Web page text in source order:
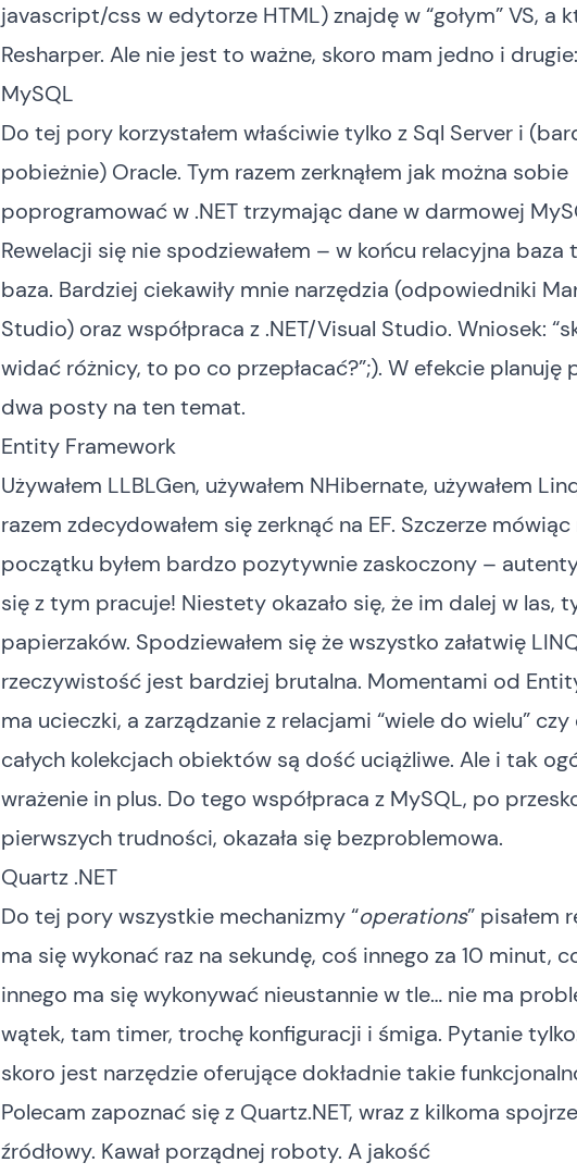
javascript/css w edytorze HTML) znajdę w “gołym” VS, a
Resharper. Ale nie jest to ważne, skoro mam jedno i
MySQL
Do tej pory korzystałem właściwie tylko z Sql Server i
pobieżnie) Oracle. Tym razem zerknąłem jak można sobie
poprogramować w .NET trzymając dane w darmowej
Rewelacji się nie spodziewałem – w końcu relacyjna baza
baza. Bardziej ciekawiły mnie narzędzia (odpowiedniki
Studio) oraz współpraca z .NET/Visual Studio. Wniosek:
widać różnicy, to po co przepłacać?”;). W efekcie planuję
dwa posty na ten temat.
Entity Framework
Używałem LLBLGen, używałem NHibernate, używałem
razem zdecydowałem się zerknąć na EF. Szczerze mówiąc
początku byłem bardzo pozytywnie zaskoczony –
się z tym pracuje! Niestety okazało się, że im dalej w las,
papierzaków. Spodziewałem się że wszystko załatwię
rzeczywistość jest bardziej brutalna. Momentami od
ma ucieczki, a zarządzanie z relacjami “wiele do wielu”
całych kolekcjach obiektów są dość uciążliwe. Ale i tak
wrażenie in plus. Do tego współpraca z MySQL, po
pierwszych trudności, okazała się bezproblemowa.
Quartz .NET
Do tej pory wszystkie mechanizmy “operations” pisałem
ma się wykonać raz na sekundę, coś innego za 10 minut,
innego ma się wykonywać nieustannie w tle… nie ma
wątek, tam timer, trochę konfiguracji i śmiga. Pytanie
skoro jest narzędzie oferujące dokładnie takie
Polecam zapoznać się z Quartz.NET, wraz z kilkoma
źródłowy. Kawał porządnej roboty. A jakość